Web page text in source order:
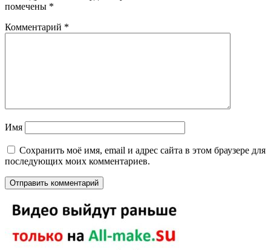
помечены *
Комментарий *
Имя
Сохранить моё имя, email и адрес сайта в этом браузере для
последующих моих комментариев.